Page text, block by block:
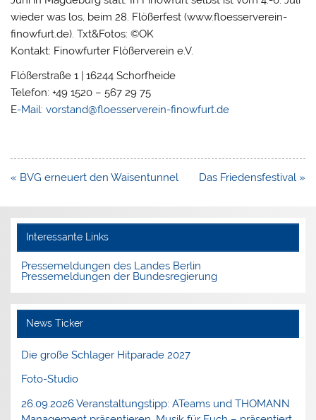
wieder was los, beim 28. Flößerfest (www.floesserverein-
finowfurt.de). Txt&Fotos: ©OK
Kontakt: Finowfurter Flößerverein e.V.
Flößerstraße 1 | 16244 Schorfheide
Telefon: +49 1520 – 567 29 75
E-Mail: vorstand@floesserverein-finowfurt.de
Beitragsnavigation
« BVG erneuert den Waisentunnel Das Friedensfestival »
Interessante Links
Pressemeldungen des Landes Berlin
Pressemeldungen der Bundesregierung
News Ticker
Die große Schlager Hitparade 2027
Foto-Studio
26.09.2026 Veranstaltungstipp: ATeams und THOMANN